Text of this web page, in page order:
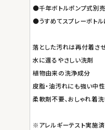
●千年ボトルポンプ式別
●うすめてスプレーボトル
落とした汚れは再付着さ
水に還るやさしい洗剤
植物由来の洗浄成分
皮脂・油汚れにも強い中
柔軟剤不要、おしゃれ着
※アレルギーテスト実施済